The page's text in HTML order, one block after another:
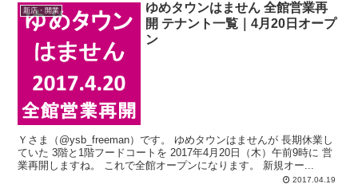
新店・開業
ゆめタウンはません 全館営業再
開 テナント一覧｜4月20日オープ
ン
Ｙさま（@ysb_freeman）です。 ゆめタウンはませんが 長期休業し
ていた 3階と1階フードコートを 2017年4月20日（木）午前9時に 営
業再開しますね。 これで全館オープンになります。 新規オー...
2017.04.19